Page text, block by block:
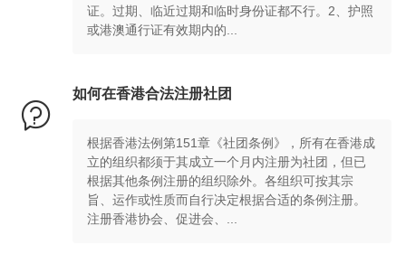
证。过期、临近过期和临时身份证都不行。2、护照
或港澳通行证有效期内的...

如何在香港合法注册社团
根据香港法例第151章《社团条例》，所有在香港成
立的组织都须于其成立一个月内注册为社团，但已
根据其他条例注册的组织除外。各组织可按其宗
旨、运作或性质而自行决定根据合适的条例注册。
注册香港协会、促进会、...